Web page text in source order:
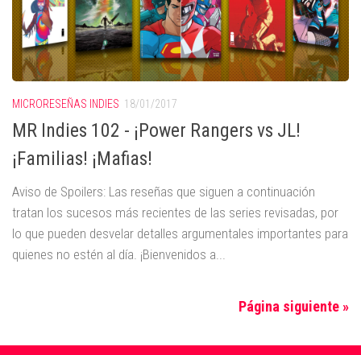
MICRORESEÑAS INDIES 18/01/2017
MR Indies 102 - ¡Power Rangers vs JL!
¡Familias! ¡Mafias!
Aviso de Spoilers: Las reseñas que siguen a continuación
tratan los sucesos más recientes de las series revisadas, por
lo que pueden desvelar detalles argumentales importantes para
quienes no estén al día. ¡Bienvenidos a...
Página siguiente »